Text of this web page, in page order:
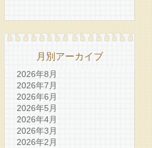
月別アーカイブ
2026年8月
2026年7月
2026年6月
2026年5月
2026年4月
2026年3月
2026年2月